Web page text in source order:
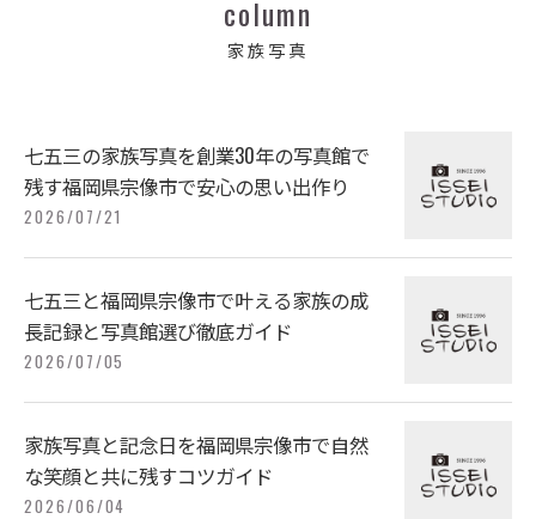
column
家族写真
七五三の家族写真を創業30年の写真館で
残す福岡県宗像市で安心の思い出作り
2026/07/21
七五三と福岡県宗像市で叶える家族の成
長記録と写真館選び徹底ガイド
2026/07/05
家族写真と記念日を福岡県宗像市で自然
な笑顔と共に残すコツガイド
2026/06/04